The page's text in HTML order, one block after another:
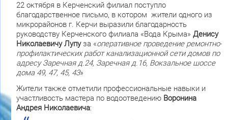
22 октября в Керченский филиал поступло
благодарственное письмо, в котором жители одного из
микрорайонов г. Керчи выразили благодарность
руководству Керченского филиала «Вода Крыма» Денису
Николаевичу Лупуза «оперативное проведение ремонтно-
профилактических работ канализационной сети домов по
адресу Заречная д.24, Заречная д.16, Вокзальное шоссе
дома 49, 47, 45, 43»
Жители также отметили профессиональные навыки и
участливость мастера по водоотведению Воронина
Андрея Николаевича: